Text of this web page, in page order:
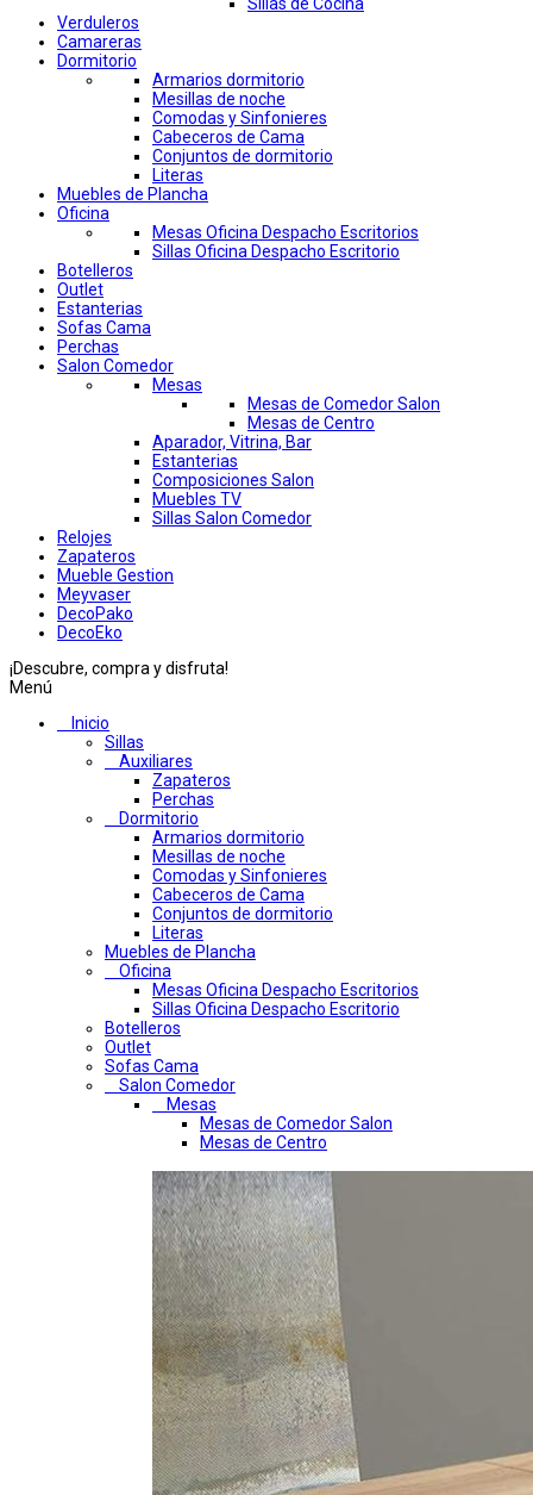
Sillas de Cocina
Verduleros
Camareras
Dormitorio
Armarios dormitorio
Mesillas de noche
Comodas y Sinfonieres
Cabeceros de Cama
Conjuntos de dormitorio
Literas
Muebles de Plancha
Oficina
Mesas Oficina Despacho Escritorios
Sillas Oficina Despacho Escritorio
Botelleros
Outlet
Estanterias
Sofas Cama
Perchas
Salon Comedor
Mesas
Mesas de Comedor Salon
Mesas de Centro
Aparador, Vitrina, Bar
Estanterias
Composiciones Salon
Muebles TV
Sillas Salon Comedor
Relojes
Zapateros
Mueble Gestion
Meyvaser
DecoPako
DecoEko
¡Descubre, compra y disfruta!
Menú
Inicio
Sillas
Auxiliares
Zapateros
Perchas
Dormitorio
Armarios dormitorio
Mesillas de noche
Comodas y Sinfonieres
Cabeceros de Cama
Conjuntos de dormitorio
Literas
Muebles de Plancha
Oficina
Mesas Oficina Despacho Escritorios
Sillas Oficina Despacho Escritorio
Botelleros
Outlet
Sofas Cama
Salon Comedor
Mesas
Mesas de Comedor Salon
Mesas de Centro